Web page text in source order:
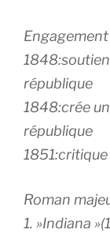
république
1848:crée
république
Roman
1. »Indiana